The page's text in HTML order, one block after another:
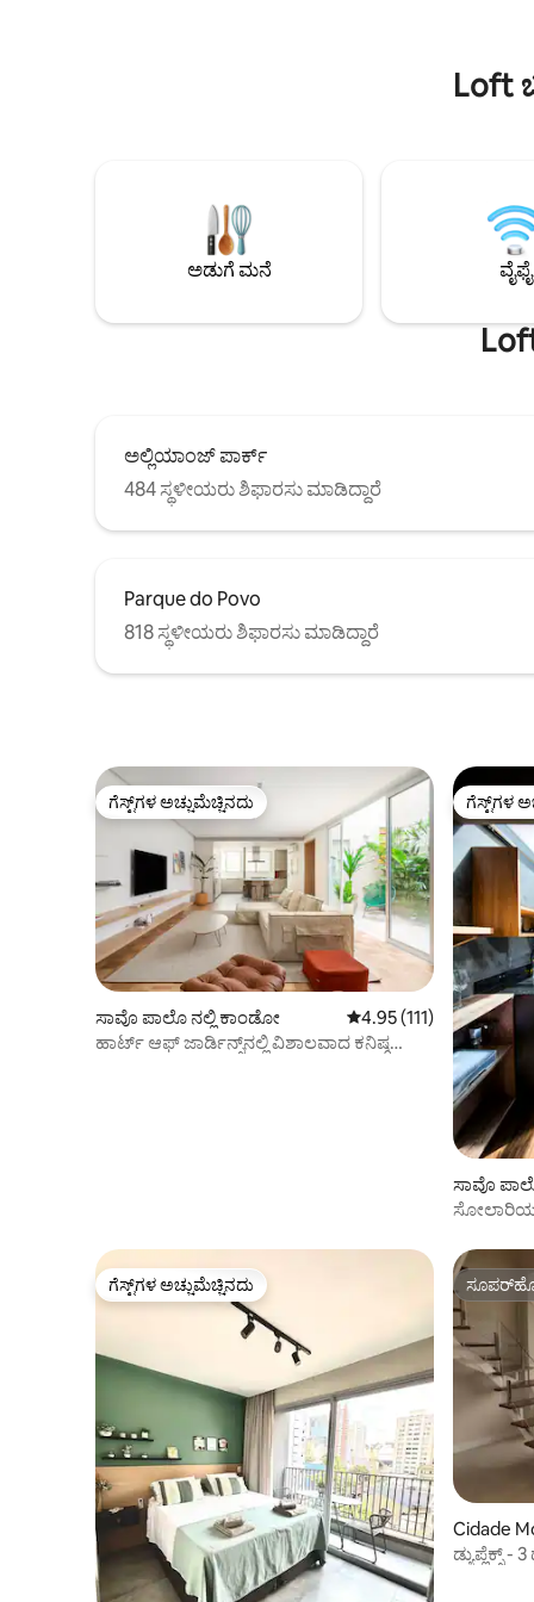
Loft
ಅಡುಗೆ ಮನೆ ವೈಫೈ
ಅಲ್ಲಿಯಾಂಜ್ ಪಾರ್ಕ್
484 ಸ್ಥಳೀಯರು ಶಿಫಾರಸು ಮಾಡಿದ್ದಾರೆ
Parque do Povo
818 ಸ್ಥಳೀಯರು ಶಿಫಾರಸು ಮಾಡಿದ್ದಾರೆ
ಗೆಸ್ಟ್‌ಗಳ ಅಚ್ಚುಮೆಚ್ಚಿನದು
ಗೆಸ್ಟ್‌ಗಳ ಅಚ್ಚುಮೆಚ್ಚಿನದು
ಸಾವೊ ಪಾಲೊ ನಲ್ಲಿ ಕಾಂಡೋ 5 ರಲ್ಲಿ 4.95 ಸರಾಸರಿ
4.95 (111)
ಹಾರ್ಟ್ ಆಫ್ ಜಾರ್ಡಿನ್ಸ್‌ನಲ್ಲಿ ವಿಶಾಲವಾದ ಕನಿಷ್ಠ
ಗೆಸ್ಟ್‌ಗಳ
ಗೆಸ್ಟ್‌ಗಳ
ಸಾವೊ
ಗೆಸ್ಟ್‌ಗಳ ಅಚ್ಚುಮೆಚ್ಚಿನದು
ಗೆಸ್ಟ್‌ಗಳ ಅಚ್ಚುಮೆಚ್ಚಿನದು
Cidade
ಡ್ಯುಪ್ಲೆಕ್ಸ್